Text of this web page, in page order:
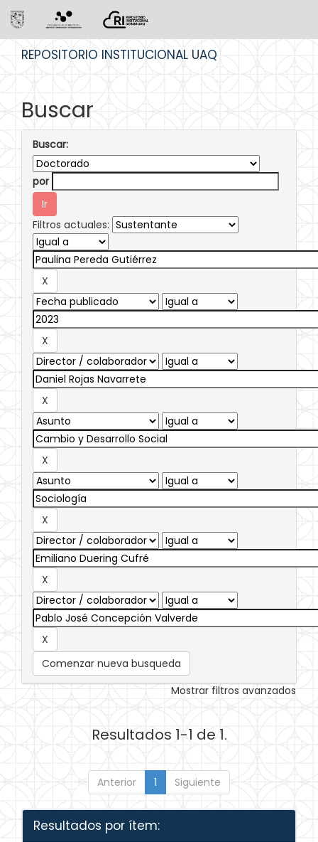
REPOSITORIO INSTITUCIONAL UAQ
Buscar
Buscar:
por
Filtros actuales:
Comenzar nueva busqueda
Mostrar filtros avanzados
Resultados 1-1 de 1.
Anterior 1 Siguiente
Resultados por ítem: